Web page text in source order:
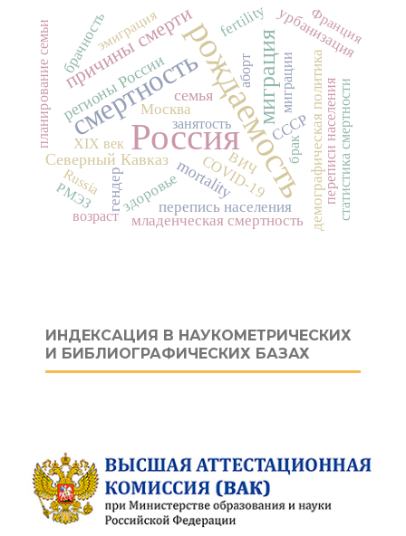
Россия
рождаемость
смертность миграция
причины смерти
Северный Кавказ mortality
регионы России семья демографическая политика
гендер
fertility урбанизация
Москва
перепись населения
брачность
младенческая смертность
COVID-19
СССР
здоровье
Франция
Russia
аборт
брак
планирование семьи эмиграция
занятость
РМЭЗ переписи населения
XIX век
миграции статистика смертности
возраст
ВИЧ
ИНДЕКСАЦИЯ В НАУКОМЕТРИЧЕСКИХ
И БИБЛИОГРАФИЧЕСКИХ БАЗАХ